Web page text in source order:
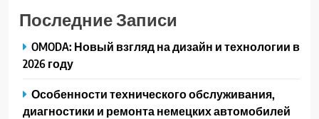
Последние Записи
OMODA: Новый взгляд на дизайн и технологии в
2026 году
Особенности технического обслуживания,
диагностики и ремонта немецких автомобилей